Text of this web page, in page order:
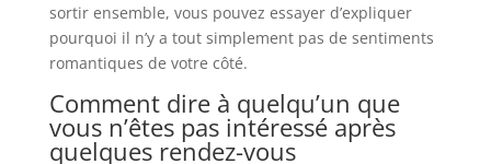
sortir ensemble, vous pouvez essayer d’expliquer
pourquoi il n’y a tout simplement pas de sentiments
romantiques de votre côté.
Comment dire à quelqu’un que
vous n’êtes pas intéressé après
quelques rendez-vous